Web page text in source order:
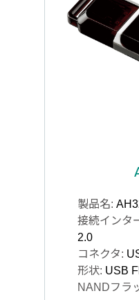
製品名:
接続インタ
2.0
コネクタ:
形状: USB
NANDフラ